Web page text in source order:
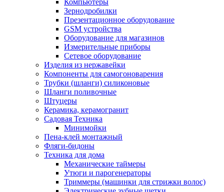
Компьютеры
Зернодробилки
Презентационное оборудование
GSM устройства
Оборудование для магазинов
Измерительные приборы
Сетевое оборудование
Изделия из нержавейки
Компоненты для самогоноварения
Трубки (шланги) силиконовые
Шланги поливочные
Штуцеры
Керамика, керамогранит
Садовая Техника
Минимойки
Пена-клей монтажный
Фляги-бидоны
Техника для дома
Механические таймеры
Утюги и парогенераторы
Триммеры (машинки для стрижки волос)